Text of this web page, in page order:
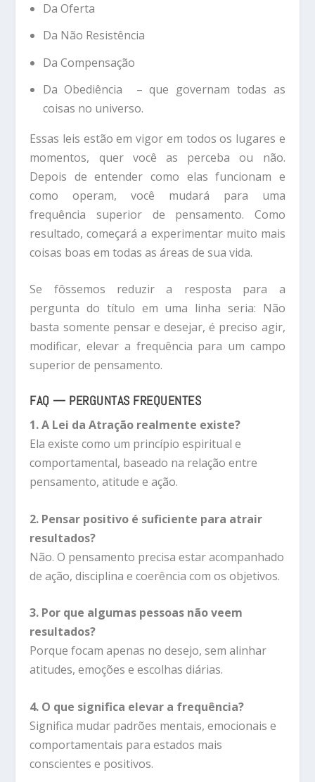
Da Oferta
Da Não Resistência
Da Compensação
Da Obediência – que governam todas as
coisas no universo.
Essas leis estão em vigor em todos os lugares e
momentos, quer você as perceba ou não.
Depois de entender como elas funcionam e
como operam, você mudará para uma
frequência superior de pensamento. Como
resultado, começará a experimentar muito mais
coisas boas em todas as áreas de sua vida.
Se fôssemos reduzir a resposta para a
pergunta do título em uma linha seria: Não
basta somente pensar e desejar, é preciso agir,
modificar, elevar a frequência para um campo
superior de pensamento.
FAQ — PERGUNTAS FREQUENTES
1. A Lei da Atração realmente existe?
Ela existe como um princípio espiritual e
comportamental, baseado na relação entre
pensamento, atitude e ação.
2. Pensar positivo é suficiente para atrair
resultados?
Não. O pensamento precisa estar acompanhado
de ação, disciplina e coerência com os objetivos.
3. Por que algumas pessoas não veem
resultados?
Porque focam apenas no desejo, sem alinhar
atitudes, emoções e escolhas diárias.
4. O que significa elevar a frequência?
Significa mudar padrões mentais, emocionais e
comportamentais para estados mais
conscientes e positivos.